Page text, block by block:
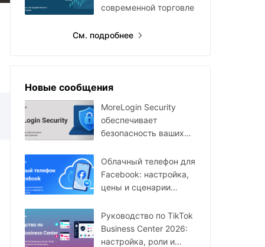
современной торговле
См. подробнее
Новые сообщения
MoreLogin Security
обеспечивает
безопасность ваших
Облачный телефон для
Facebook: настройка,
цены и сценарии
году
Руководство по TikTok
Business Center 2026:
настройка, роли и